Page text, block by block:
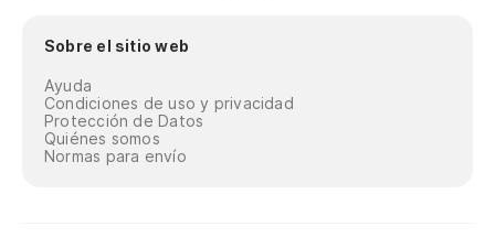
Sobre el sitio web
Ayuda
Condiciones de uso y privacidad
Protección de Datos
Quiénes somos
Normas para envío